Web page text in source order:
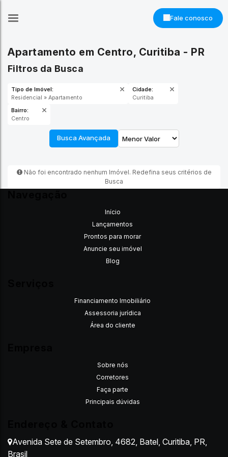
Fale conosco
Apartamento em Centro, Curitiba - PR
Tipo de Imóvel:
Residencial » Apartamento
Cidade:
Bairro:
Busca Avançada
Não foi encontrado nenhum Imóvel. Redefina seus critérios de
Busca
Início
Lançamentos
Prontos para morar
Anuncie seu imóvel
Blog
Financiamento Imobiliário
Assessoria jurídica
Área do cliente
Sobre nós
Corretores
Faça parte
Principais dúvidas
Avenida Sete de Setembro, 4682, Batel, Curitiba, PR,
Brasil